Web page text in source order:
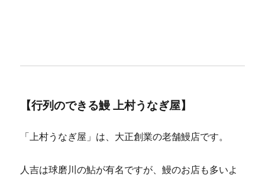
【行列のできる鰻 上村うなぎ屋】
「上村うなぎ屋」は、大正創業の老舗鰻店です。
人吉は球磨川の鮎が有名ですが、鰻のお店も多いよ